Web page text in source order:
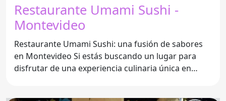
Restaurante Umami Sushi -
Montevideo
Restaurante Umami Sushi: una fusión de sabores
en Montevideo Si estás buscando un lugar para
disfrutar de una experiencia culinaria única en